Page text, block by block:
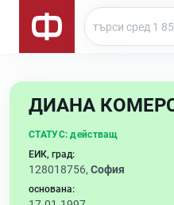
ДИАНА
СТАТУС: действащ
ЕИК, град:
128018756, София
основана: